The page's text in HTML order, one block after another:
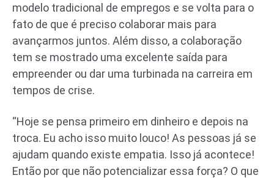
modelo tradicional de empregos e se volta para o
fato de que é preciso colaborar mais para
avançarmos juntos. Além disso, a colaboração
tem se mostrado uma excelente saída para
empreender ou dar uma turbinada na carreira em
tempos de crise.
“Hoje se pensa primeiro em dinheiro e depois na
troca. Eu acho isso muito louco! As pessoas já se
ajudam quando existe empatia. Isso já acontece!
Então por que não potencializar essa força? O que